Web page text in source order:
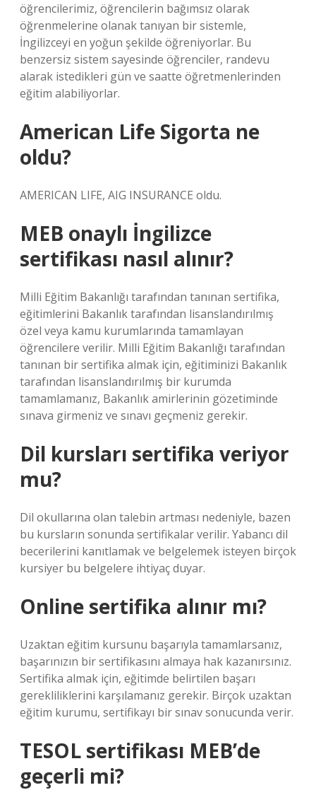
öğrencilerimiz, öğrencilerin bağımsız olarak
öğrenmelerine olanak tanıyan bir sistemle,
İngilizceyi en yoğun şekilde öğreniyorlar. Bu
benzersiz sistem sayesinde öğrenciler, randevu
alarak istedikleri gün ve saatte öğretmenlerinden
eğitim alabiliyorlar.
American Life Sigorta ne
oldu?
AMERICAN LIFE, AIG INSURANCE oldu.
MEB onaylı İngilizce
sertifikası nasıl alınır?
Milli Eğitim Bakanlığı tarafından tanınan sertifika,
eğitimlerini Bakanlık tarafından lisanslandırılmış
özel veya kamu kurumlarında tamamlayan
öğrencilere verilir. Milli Eğitim Bakanlığı tarafından
tanınan bir sertifika almak için, eğitiminizi Bakanlık
tarafından lisanslandırılmış bir kurumda
tamamlamanız, Bakanlık amirlerinin gözetiminde
sınava girmeniz ve sınavı geçmeniz gerekir.
Dil kursları sertifika veriyor
mu?
Dil okullarına olan talebin artması nedeniyle, bazen
bu kursların sonunda sertifikalar verilir. Yabancı dil
becerilerini kanıtlamak ve belgelemek isteyen birçok
kursiyer bu belgelere ihtiyaç duyar.
Online sertifika alınır mı?
Uzaktan eğitim kursunu başarıyla tamamlarsanız,
başarınızın bir sertifikasını almaya hak kazanırsınız.
Sertifika almak için, eğitimde belirtilen başarı
gerekliliklerini karşılamanız gerekir. Birçok uzaktan
eğitim kurumu, sertifikayı bir sınav sonucunda verir.
TESOL sertifikası MEB’de
geçerli mi?